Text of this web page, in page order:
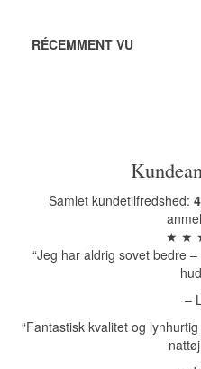
RÉCEMMENT VU
Samlet kundetilfredshed:
★ ★
“Jeg har aldrig sovet bedre
–
“Fantastisk kvalitet og